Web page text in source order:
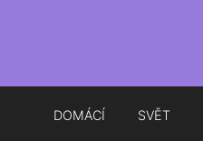
DOMÁCÍ SVĚT